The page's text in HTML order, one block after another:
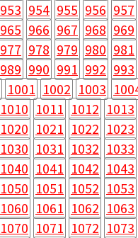
953 954 955 956 957
965 966 967 968 969
977 978 979 980 981
989 990 991 992 993
1001 1002 1003
1010 1011 1012 1013
1020 1021 1022 1023
1030 1031 1032 1033
1040 1041 1042 1043
1050 1051 1052 1053
1060 1061 1062 1063
1070 1071 1072 1073